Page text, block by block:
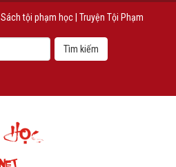
Sách tội phạm học Truyện Tội Phạm